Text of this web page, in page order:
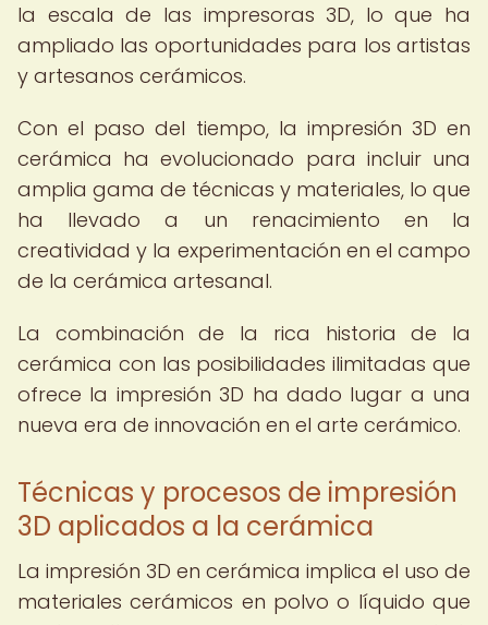
la escala de las impresoras 3D, lo que ha
ampliado las oportunidades para los artistas
y artesanos cerámicos.
Con el paso del tiempo, la impresión 3D en
cerámica ha evolucionado para incluir una
amplia gama de técnicas y materiales, lo que
ha llevado a un renacimiento en la
creatividad y la experimentación en el campo
de la cerámica artesanal.
La combinación de la rica historia de la
cerámica con las posibilidades ilimitadas que
ofrece la impresión 3D ha dado lugar a una
nueva era de innovación en el arte cerámico.
Técnicas y procesos de impresión
3D aplicados a la cerámica
La impresión 3D en cerámica implica el uso de
materiales cerámicos en polvo o líquido que